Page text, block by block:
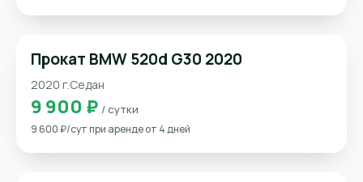
Прокат BMW 520d G30 2020
2020 г. Седан
9 900 ₽ / сутки
9 600 ₽/сут при аренде от 4 дней